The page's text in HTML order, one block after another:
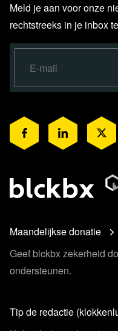
Meld je aan voor onze
rechtstreeks in je inbox
Maandelijkse donatie
Geef blckbx zekerheid
ondersteunen.
Tip de redactie